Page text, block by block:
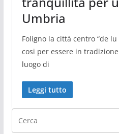
Umbria
Foligno la città centro “de
cosi per essere in
luogo di
Leggi tutto